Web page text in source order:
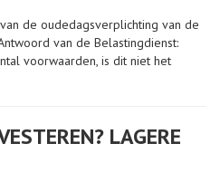
de oudedagsverplichting van de
van de Belastingdienst:
voorwaarden, is dit niet het
LAGERE